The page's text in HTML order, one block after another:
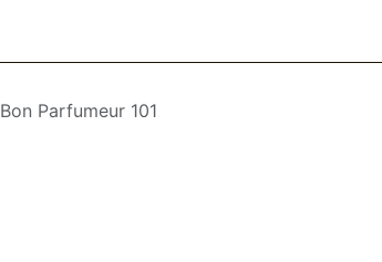
Bon Parfumeur 101